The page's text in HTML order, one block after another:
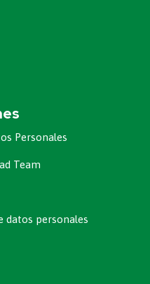
Personales
Team
datos personales